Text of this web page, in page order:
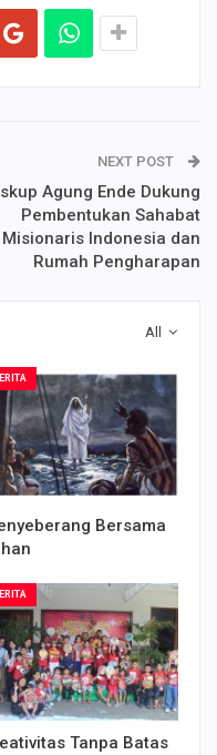
NEXT POST
Agung Ende Dukung
Pembentukan Sahabat
Misionaris Indonesia dan
Rumah Pengharapan
All
Bersama
Tanpa Batas